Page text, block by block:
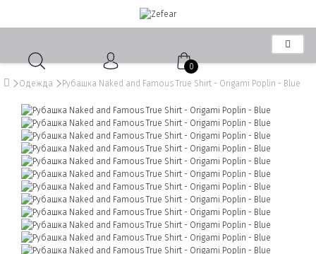
0
Одежда
Рубашка Naked and Famous True Shirt - Origami Poplin - Blue